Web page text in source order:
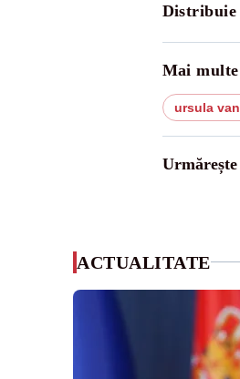
Mai
ursula
ACTUALITATE